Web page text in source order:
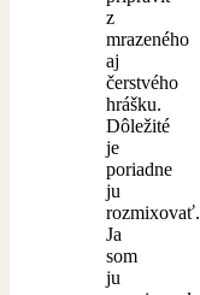
z
mrazeného
aj
čerstvého
hrášku.
Dôležité
je
poriadne
ju
rozmixovať.
Ja
som
ju